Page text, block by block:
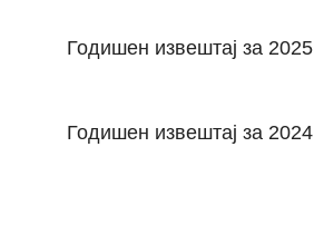
Годишен извештај за 2025
Годишен извештај за 2024